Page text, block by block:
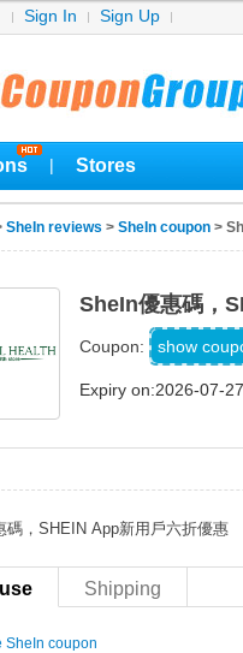
Sign In Sign Up
Stores
SheIn reviews > SheIn coupon >
SheIn優惠碼，
Coupon: show
Expiry on:2026-07-27
碼，SHEIN App新用戶六折優惠
Shipping
SheIn coupon